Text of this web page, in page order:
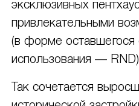
эксклюзивных
привлекательными
(в форме оставшегося
использования —
Так сочетается